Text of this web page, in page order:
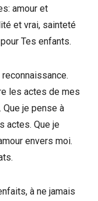
amour et
et vrai, sainteté
Tes enfants.
reconnaissance.
les actes de mes
je pense à
actes. Que je
envers moi.
à ne jamais